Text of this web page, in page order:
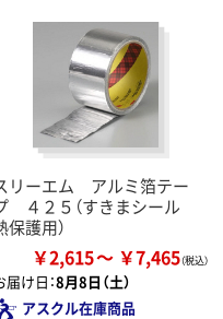
リーエム アルミ箔テー
４２５（すきまシール
保護用）
￥2,615 ￥7,465
届け日：8月8日（土）
アスクル在庫商品